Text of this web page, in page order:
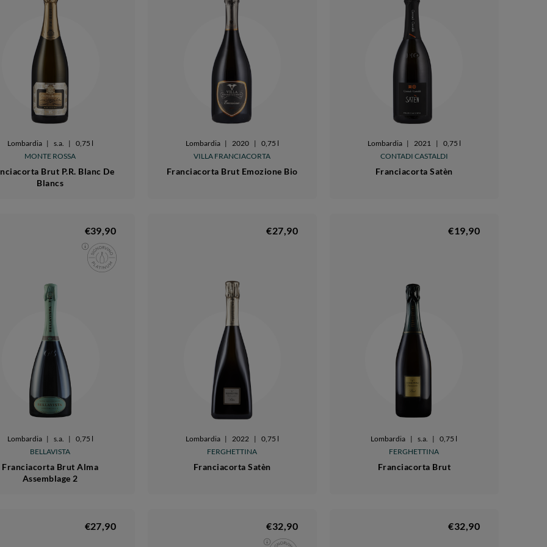
Lombardia | s.a. |
0,75 l
MONTE ROSSA
Brut P.R. Blanc De
Blancs
Lombardia | 2020 | 0,75 l
VILLA FRANCIACORTA
Franciacorta Brut Emozione Bio
Lombardia | 2021 | 0,75 l
CONTADI CASTALDI
Franciacorta Satèn
€39,90
Lombardia | s.a. |
0,75 l
BELLAVISTA
Franciacorta Brut Alma
Assemblage 2
€27,90
Lombardia | 2022 | 0,75 l
FERGHETTINA
Franciacorta Satèn
€19,90
Lombardia | s.a. |
0,75 l
FERGHETTINA
Franciacorta Brut
€27,90 €32,90 €32,90